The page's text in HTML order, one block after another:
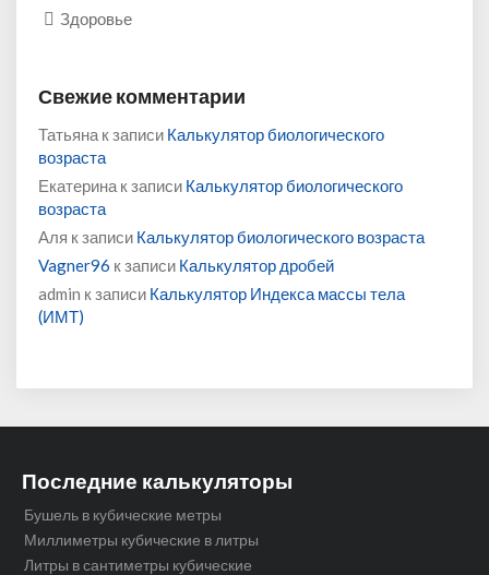
Здоровье
Свежие комментарии
Татьяна к записи Калькулятор биологического
возраста
Екатерина к записи Калькулятор биологического
возраста
Аля к записи Калькулятор биологического возраста
Vagner96 к записи Калькулятор дробей
admin к записи Калькулятор Индекса массы тела
(ИМТ)
Последние калькуляторы
Бушель в кубические метры
Миллиметры кубические в литры
Литры в сантиметры кубические